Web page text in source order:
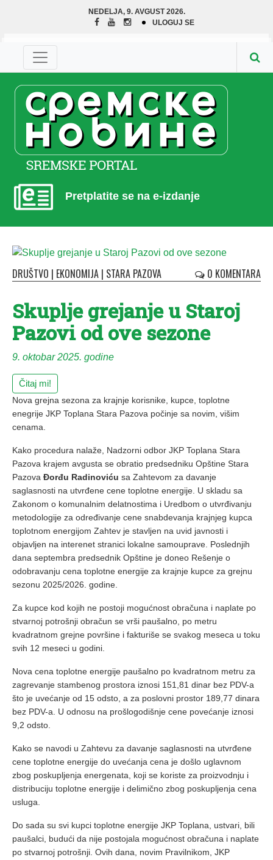
NEDELJA, 9. AVGUST 2026.
ULOGUJ SE
Pretplatite se na e-izdanje
DRUŠTVO | EKONOMIJA | STARA PAZOVA 0 KOMENTARA
Skuplje grejanje u Staroj
Pazovi od ove sezone
9. oktobar 2025. godine
Čitaj mi!
Nova grejna sezona za krajnje korisnike, kupce, toplotne
enegrije JKP Toplana Stara Pazova počinje sa novim, višim
cenama.
Kako procedura nalaže, Nadzorni odbor JKP Toplana Stara
Pazova krajem avgusta se obratio predsedniku Opštine Stara
Pazova Đorđu Radinoviću sa Zahtevom za davanje
saglasnosti na utvrđene cene toplotne energije. U skladu sa
Zakonom o komunalnim delatnostima i Uredbom o utvrđivanju
metodologije za određivanje cene snabdevanja krajnjeg kupca
toplotnom energijom Zahtev je stavljen na uvid javnosti i
objavljen na interenet stranici lokalne samouprave. Poslednjih
dana septembra predsednik Opštine je doneo Rešenje o
odobravanju cena toplotne energije za krajnje kupce za grejnu
sezonu 2025/2026. godine.
Za kupce kod kojih ne postoji mogućnost obračuna i naplate po
stvarnoj potrošnji obračun se vrši paušalno, po metru
kvadratnom grejne površine i fakturiše se svakog meseca u toku
svih 12 meseci u godini.
Nova cena toplotne energije paušalno po kvadratnom metru za
zagrevanje stambenog prostora iznosi 151,81 dinar bez PDV-a
što je uvećanje od 15 odsto, a za poslovni prostor 189,77 dinara
bez PDV-a. U odnosu na prošlogodišnje cene povećanje iznosi
9,2 odsto.
Kako se navodi u Zahtevu za davanje saglasnosti na utvrđene
cene toplotne energije do uvećanja cena je došlo uglavnom
zbog poskupljenja energenata, koji se koriste za proizvodnju i
distribuciju toplotne energije i delimično zbog poskupljenja cena
usluga.
Do sada su svi kupci toplotne energije JKP Toplana, ustvari, bili
paušalci, budući da nije postojala mogućnost obračuna i naplate
po stvarnoj potrošnji. Ovih dana, novim Pravilnikom, JKP